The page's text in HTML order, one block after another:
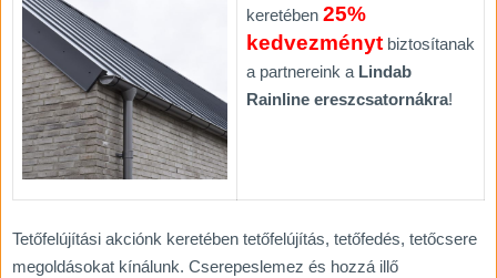
keretében 25%
kedvezményt biztosítanak
a partnereink a Lindab
Rainline ereszcsatornákra!
Tetőfelújítási akciónk keretében tetőfelújítás, tetőfedés, tetőcsere
megoldásokat kínálunk. Cserepeslemez és hozzá illő